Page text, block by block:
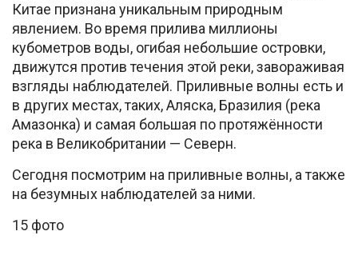
Китае признана уникальным природным
явлением. Во время прилива миллионы
кубометров воды, огибая небольшие островки,
движутся против течения этой реки, завораживая
взгляды наблюдателей. Приливные волны есть и
в других местах, таких, Аляска, Бразилия (река
Амазонка) и самая большая по протяжённости
река в Великобритании — Северн.
Сегодня посмотрим на приливные волны, а также
на безумных наблюдателей за ними.
15 фото